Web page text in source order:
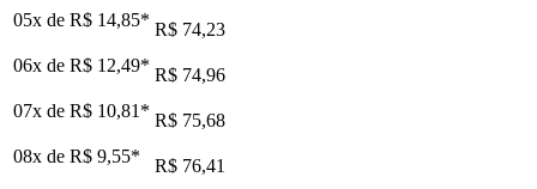
05x de R$ 14,85* R$ 74,23
06x de R$ 12,49* R$ 74,96
07x de R$ 10,81 * R$ 75,68
08x de R$ 9,55*
R$ 76,41